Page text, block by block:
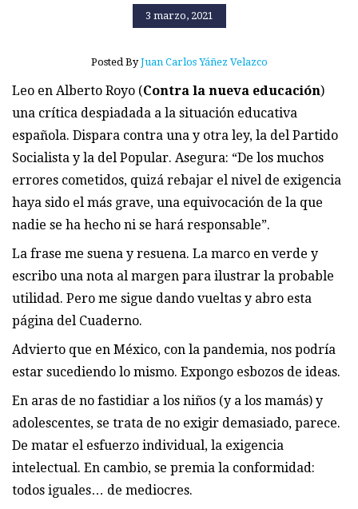
3 marzo, 2021
Posted ByJuan Carlos Yáñez Velazco
Leo en Alberto Royo (Contra la nueva educación)
una crítica despiadada a la situación educativa
española. Dispara contra una y otra ley, la del Partido
Socialista y la del Popular. Asegura: “De los muchos
errores cometidos, quizá rebajar el nivel de exigencia
haya sido el más grave, una equivocación de la que
nadie se ha hecho ni se hará responsable”.
La frase me suena y resuena. La marco en verde y
escribo una nota al margen para ilustrar la probable
utilidad. Pero me sigue dando vueltas y abro esta
página del Cuaderno.
Advierto que en México, con la pandemia, nos podría
estar sucediendo lo mismo. Expongo esbozos de ideas.
En aras de no fastidiar a los niños (y a los mamás) y
adolescentes, se trata de no exigir demasiado, parece.
De matar el esfuerzo individual, la exigencia
intelectual. En cambio, se premia la conformidad:
todos iguales… de mediocres.